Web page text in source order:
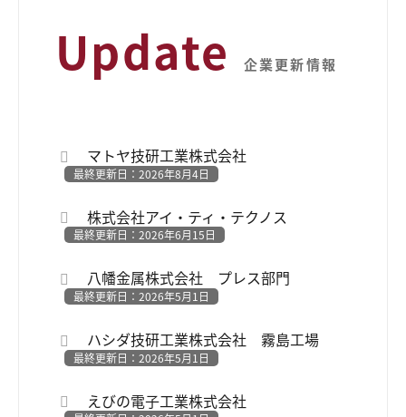
Update 企業更新情報
マトヤ技研工業株式会社
最終更新日：2026年8月4日
株式会社アイ・ティ・テクノス
最終更新日：2026年6月15日
八幡金属株式会社 プレス部門
最終更新日：2026年5月1日
ハシダ技研工業株式会社 霧島工場
最終更新日：2026年5月1日
えびの電子工業株式会社